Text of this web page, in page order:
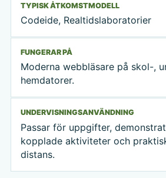
TYPISK ÅTKOMSTMODELL
Codeide, Realtidslaboratorier
FUNGERAR PÅ
Moderna webbläsare på skol-,
hemdatorer.
UNDERVISNINGSANVÄNDNING
Passar för uppgifter,
kopplade aktiviteter och
distans.